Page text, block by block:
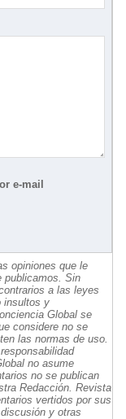
e-mail
opiniones que le
publicamos. Sin
a las leyes
insultos y
Global se
considere no se
las normas de uso.
no asume
no se publican
Redacción. Revista
vertidos por sus
y otras